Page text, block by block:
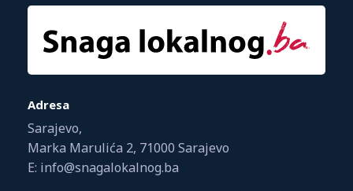
Adresa
Sarajevo,
Marka Marulića 2, 71000 Sarajevo
E: info@snagalokalnog.ba